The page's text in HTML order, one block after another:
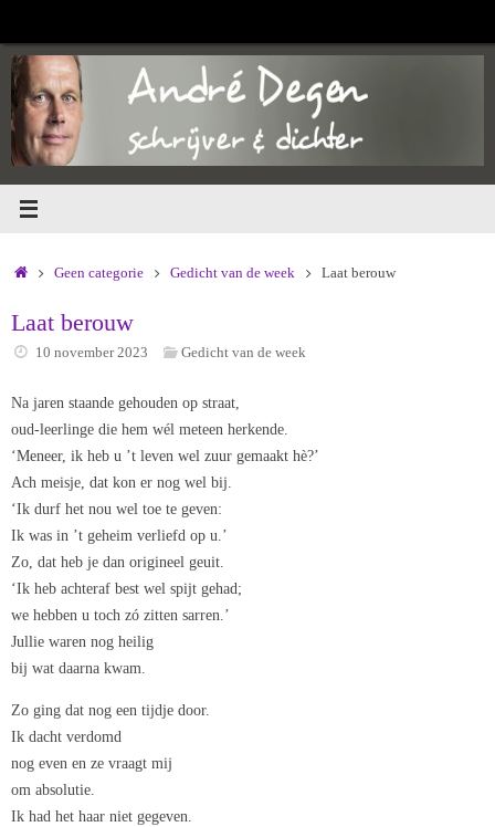
de
inhoud
HomeGeen categorie Gedicht van de week Laat berouw
Laat berouw
10 november 2023 Gedicht van de week
Na jaren staande gehouden op straat,
oud-leerlinge die hem wél meteen herkende.
‘Meneer, ik heb u ’t leven wel zuur gemaakt hè?’
Ach meisje, dat kon er nog wel bij.
‘Ik durf het nou wel toe te geven:
Ik was in ’t geheim verliefd op u.’
Zo, dat heb je dan origineel geuit.
‘Ik heb achteraf best wel spijt gehad;
we hebben u toch zó zitten sarren.’
Jullie waren nog heilig
bij wat daarna kwam.
Zo ging dat nog een tijdje door.
Ik dacht verdomd
nog even en ze vraagt mij
om absolutie.
Ik had het haar niet gegeven.